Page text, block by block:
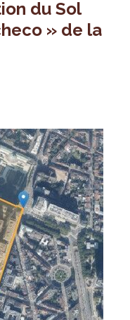
du Sol
» de la